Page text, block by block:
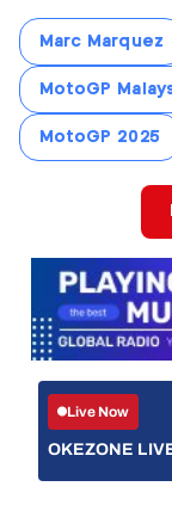
Marc Marquez
MotoGP
MotoGP 2025
Live Now
OKEZONE